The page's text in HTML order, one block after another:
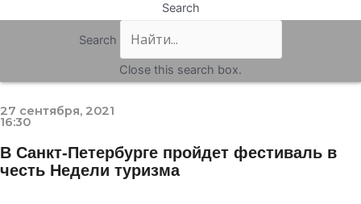
Search
Search
Close this search box.
27 сентября, 2021
16:30
В Санкт-Петербурге пройдет фестиваль в
честь Недели туризма